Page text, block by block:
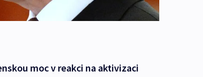
moc v reakci na aktivizaci